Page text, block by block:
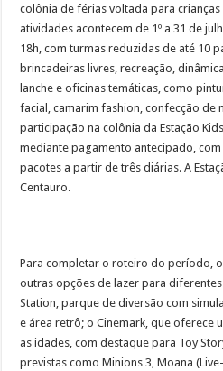
colônia de férias voltada para
atividades acontecem de 1º a 31 de
18h, com turmas reduzidas de até 10
brincadeiras livres, recreação,
lanche e oficinas temáticas, como
facial, camarim fashion, confecção de
participação na colônia da Estação
mediante pagamento antecipado,
pacotes a partir de três diárias. A
Centauro.
Para completar o roteiro do período,
outras opções de lazer para
Station, parque de diversão com
e área retrô; o Cinemark, que oferece
as idades, com destaque para Toy
previstas como Minions 3, Moana